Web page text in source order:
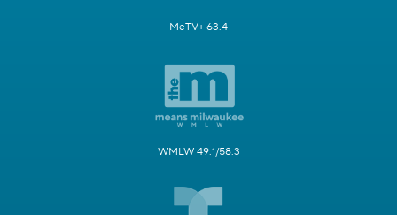
MeTV+ 63.4
WMLW 49.1/58.3